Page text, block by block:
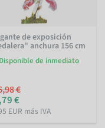
de exposición
anchura 156 cm
Disponible de inmediato
€
€
EUR más IVA